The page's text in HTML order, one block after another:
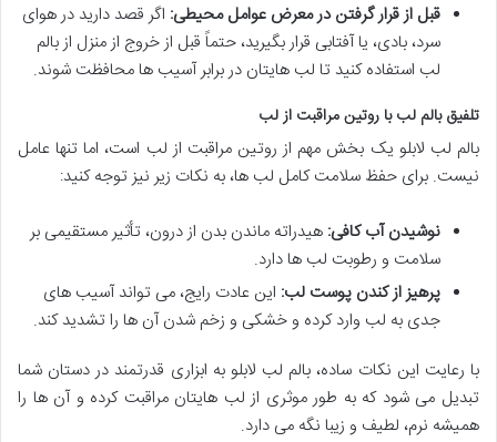
قبل از قرار گرفتن در معرض عوامل محیطی: اگر قصد دارید در هوای
سرد، بادی، یا آفتابی قرار بگیرید، حتماً قبل از خروج از منزل از بالم
لب استفاده کنید تا لب هایتان در برابر آسیب ها محافظت شوند.
تلفیق بالم لب با روتین مراقبت از لب
بالم لب لابلو یک بخش مهم از روتین مراقبت از لب است، اما تنها عامل
نیست. برای حفظ سلامت کامل لب ها، به نکات زیر نیز توجه کنید:
نوشیدن آب کافی: هیدراته ماندن بدن از درون، تأثیر مستقیمی بر
سلامت و رطوبت لب ها دارد.
پرهیز از کندن پوست لب: این عادت رایج، می تواند آسیب های
جدی به لب وارد کرده و خشکی و زخم شدن آن ها را تشدید کند.
با رعایت این نکات ساده، بالم لب لابلو به ابزاری قدرتمند در دستان شما
تبدیل می شود که به طور موثری از لب هایتان مراقبت کرده و آن ها را
همیشه نرم، لطیف و زیبا نگه می دارد.